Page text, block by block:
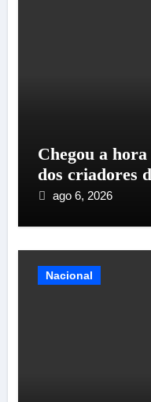
Chegou a
dos criadores
ago 6, 2026
Nacional